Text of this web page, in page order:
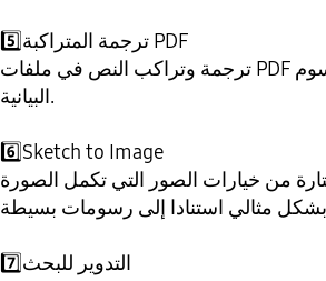
5️⃣
ترجمة المتراكبة PDF
ترجمة وتراكب النص في ملفات PDF أو حتى ترجمة النص في الصور والرسوم
البيانية.
6️⃣Sketch to Image
من خيارات الصور التي تكمل الصورة
7️⃣التدوير للبحث